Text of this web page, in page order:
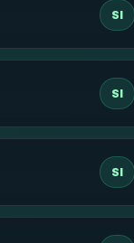
SI
SI
SI